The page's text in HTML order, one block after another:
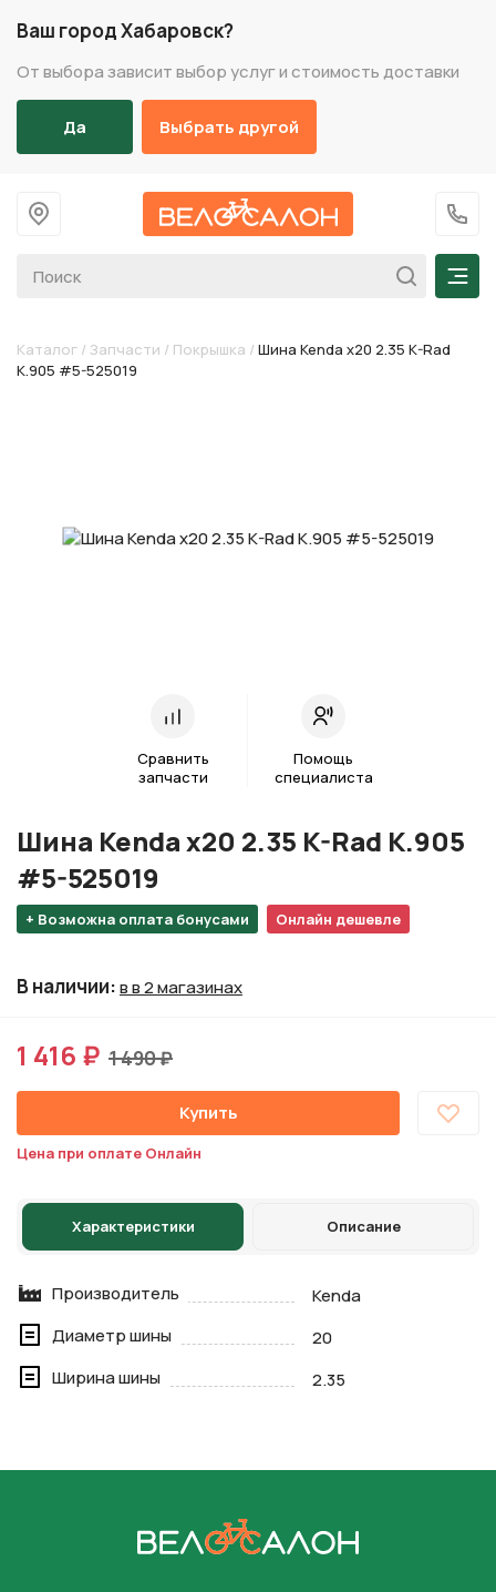
Ваш город Хабаровск?
От выбора зависит выбор услуг и стоимость доставки
Да Выбрать другой
На главную
+7
Каталог / Запчасти / Покрышка / Шина Kenda х20 2.35 K-Rad
K.905 #5-525019
Сравнить
запчасти
Помощь
специалиста
+ Возможна оплата бонусами Онлайн дешевле
Шина Kenda х20 2.35 K-Rad K.905
#5-525019
В наличии:в в 2 магазинах
1 416 ₽ 1 490 ₽
Купить
Цена при оплате Онлайн
Характеристики Описание
Производитель
Kenda
Диаметр шины
20
Ширина шины
2.35